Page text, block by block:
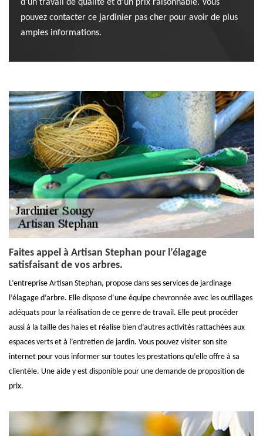
d’un travail de qualité et d’un prix raisonnable. Vous
pouvez contacter ce jardinier pas cher pour avoir de plus
amples informations.
Faites appel à Artisan Stephan pour l’élagage
satisfaisant de vos arbres.
L’entreprise Artisan Stephan, propose dans ses services de jardinage
l’élagage d’arbre. Elle dispose d’une équipe chevronnée avec les outillages
adéquats pour la réalisation de ce genre de travail. Elle peut procéder
aussi à la taille des haies et réalise bien d’autres activités rattachées aux
espaces verts et à l’entretien de jardin. Vous pouvez visiter son site
internet pour vous informer sur toutes les prestations qu’elle offre à sa
clientèle. Une aide y est disponible pour une demande de proposition de
prix.